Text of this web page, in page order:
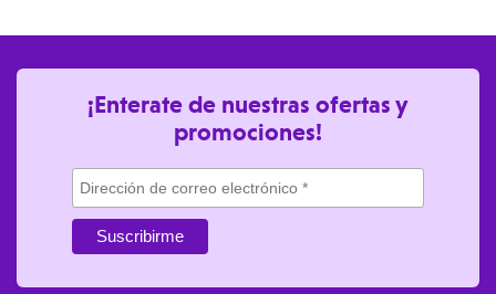
¡Enterate de nuestras ofertas y
promociones!